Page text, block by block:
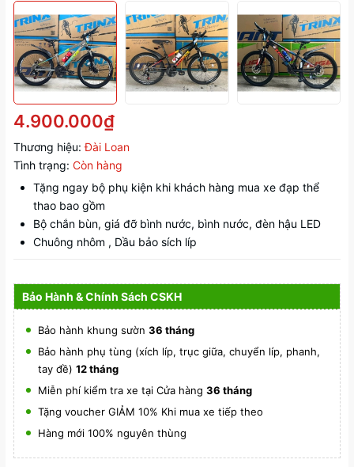
4.900.000₫
Thương hiệu: Đài Loan
Tình trạng: Còn hàng
Tặng ngay bộ phụ kiện khi khách hàng mua xe đạp thể
thao bao gồm
Bộ chắn bùn, giá đỡ bình nước, bình nước, đèn hậu LED
Chuông nhôm , Dầu bảo sích líp
Bảo Hành & Chính Sách CSKH
Bảo hành khung sườn 36 tháng
Bảo hành phụ tùng (xích líp, trục giữa, chuyển líp, phanh,
tay đề) 12 tháng
Miễn phí kiểm tra xe tại Cửa hàng 36 tháng
Tặng voucher GIẢM 10% Khi mua xe tiếp theo
Hàng mới 100% nguyên thùng